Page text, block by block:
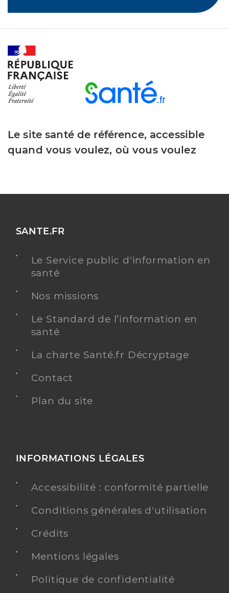
Le site santé de référence, accessible
quand vous voulez, où vous voulez
SANTE.FR
Le Service public d'information en
santé
Nos missions
Le Standard de l’information en
santé
La charte Santé.fr Décryptage
Contact
Plan du site
INFORMATIONS LÉGALES
Accessibilité : conformité partielle
Conditions générales d'utilisation
Crédits
Mentions légales
Politique de confidentialité